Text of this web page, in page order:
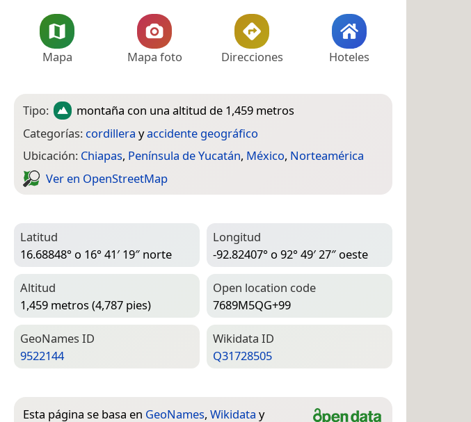
Mapa Mapa foto Direcciones Hoteles
Tipo: montaña con una altitud de 1,459 metros
Categorías: cordillera yaccidente geográfico
Ubicación: Chiapas, Península de Yucatán, México, Norteamérica
Ver en Open­Street­Map
Latitud
16.68848° o 16° 41′ 19″ norte
Longitud
-92.82407° o 92° 49′ 27″ oeste
Altitud
1,459 metros (4,787 pies)
Open location code
7689M5QG+99
Geo­Names ID
9522144
Wiki­data ID
Q31728505
Esta página se basa en GeoNames, Wikidata y